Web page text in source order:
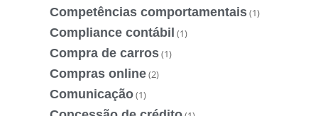
Competências comportamentais(1)
Compliance contábil (1)
Compra de carros(1)
Compras online(2)
Comunicação(1)